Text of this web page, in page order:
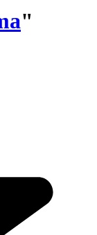
"